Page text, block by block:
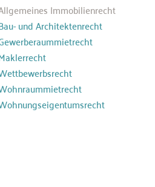
Immobilienrecht
und Architektenrecht